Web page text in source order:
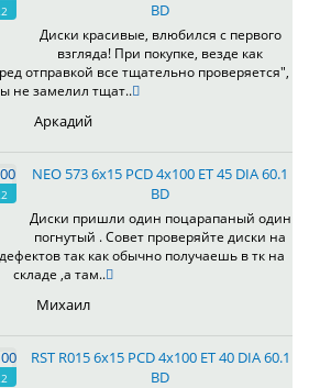
BD
Диски красивые, влюбился с первого
взгляда! При покупке, везде как
отправкой все тщательно проверяется",
не замелил тщат..
Аркадий
NEO 573 6x15 PCD 4x100 ET 45 DIA 60.1
BD
Диски пришли один поцарапаный один
погнутый . Совет проверяйте диски на
так как обычно получаешь в тк на
складе ,а там..
Михаил
RST R015 6x15 PCD 4x100 ET 40 DIA 60.1
BD